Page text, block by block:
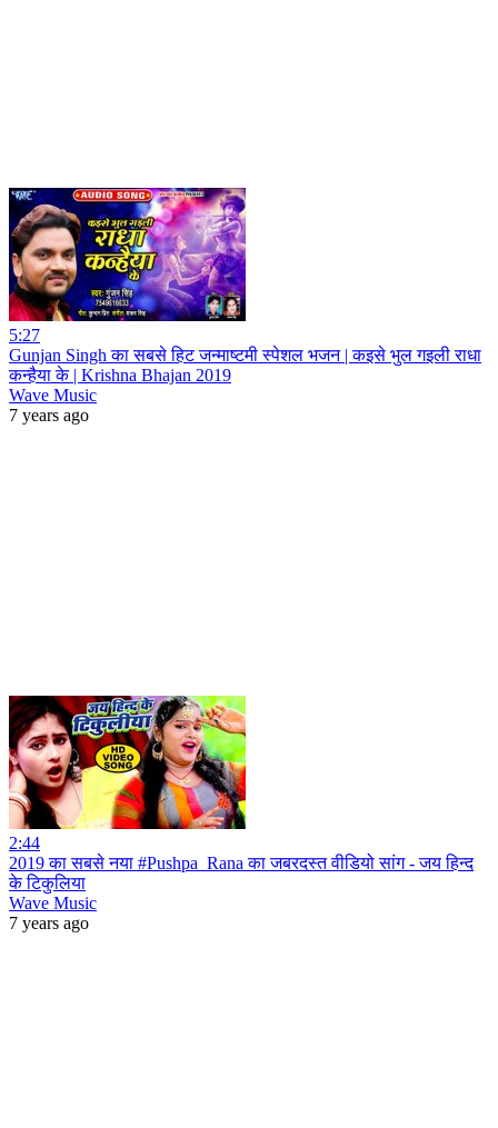
5:27
Gunjan Singh का सबसे हिट जन्माष्टमी स्पेशल भजन | कइसे भुल गइली राधा
कन्हैया के | Krishna Bhajan 2019
Wave Music
7 years ago
2:44
2019 का सबसे नया #Pushpa_Rana का जबरदस्त वीडियो सांग - जय हिन्द
के टिकुलिया
Wave Music
7 years ago